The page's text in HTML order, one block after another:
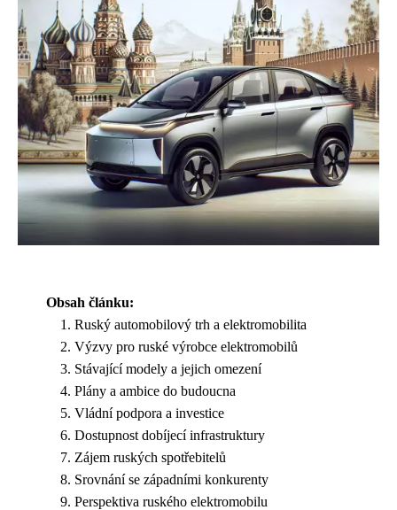
Obsah článku:
Ruský automobilový trh a elektromobilita
Výzvy pro ruské výrobce elektromobilů
Stávající modely a jejich omezení
Plány a ambice do budoucna
Vládní podpora a investice
Dostupnost dobíjecí infrastruktury
Zájem ruských spotřebitelů
Srovnání se západními konkurenty
Perspektiva ruského elektromobilu